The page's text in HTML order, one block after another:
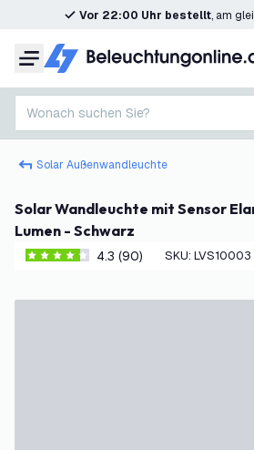
Vor 22:00 Uhr bestellt, am
Menü
Wonach suchen Sie?
Solar Außenwandleuchte
Solar Wandleuchte mit Sensor Elara - 3000K - 150
Lumen - Schwarz
4.3 Bewertungssterne
4.3 (90) SKU: LVS10003